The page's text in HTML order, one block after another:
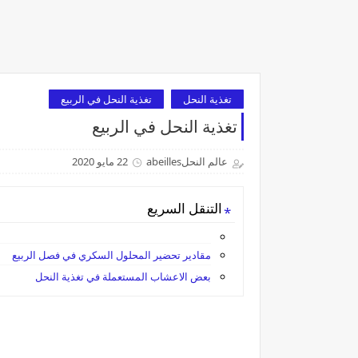
تغذية النحل تغذية النحل في الربيع
تغذية النحل في الربيع
عالم النحلabeilles 22 مايو 2020
التنقل السريع
مقادير تحضير المحلول السكري في فصل الربيع
بعض الاعشاب المستعملة في تغذية النحل